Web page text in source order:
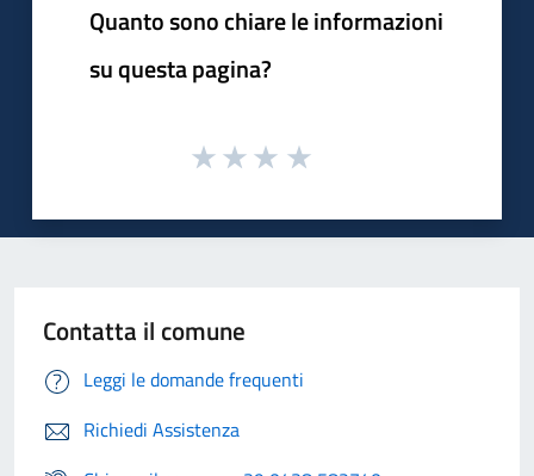
Quanto sono chiare le informazioni
su questa pagina?
Contatta il comune
Leggi le domande frequenti
Richiedi Assistenza